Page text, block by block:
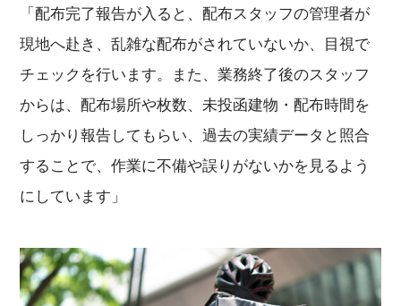
「配布完了報告が入ると、配布スタッフの管理者が
現地へ赴き、乱雑な配布がされていないか、目視で
チェックを行います。また、業務終了後のスタッフ
からは、配布場所や枚数、未投函建物・配布時間を
しっかり報告してもらい、過去の実績データと照合
することで、作業に不備や誤りがないかを見るよう
にしています」